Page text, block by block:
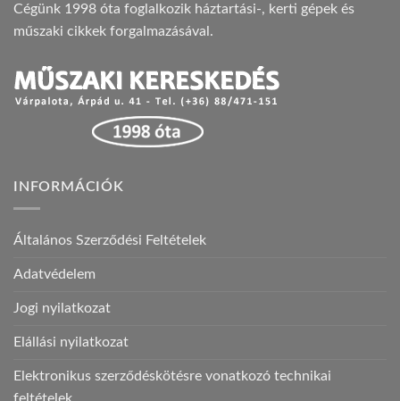
Cégünk 1998 óta foglalkozik háztartási-, kerti gépek és
műszaki cikkek forgalmazásával.
INFORMÁCIÓK
Általános Szerződési Feltételek
Adatvédelem
Jogi nyilatkozat
Elállási nyilatkozat
Elektronikus szerződéskötésre vonatkozó technikai